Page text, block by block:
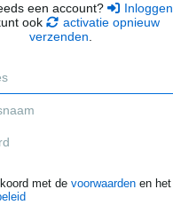
een account?
Inloggen
ook
activatie opnieuw
verzenden
met de voorwaarden en het